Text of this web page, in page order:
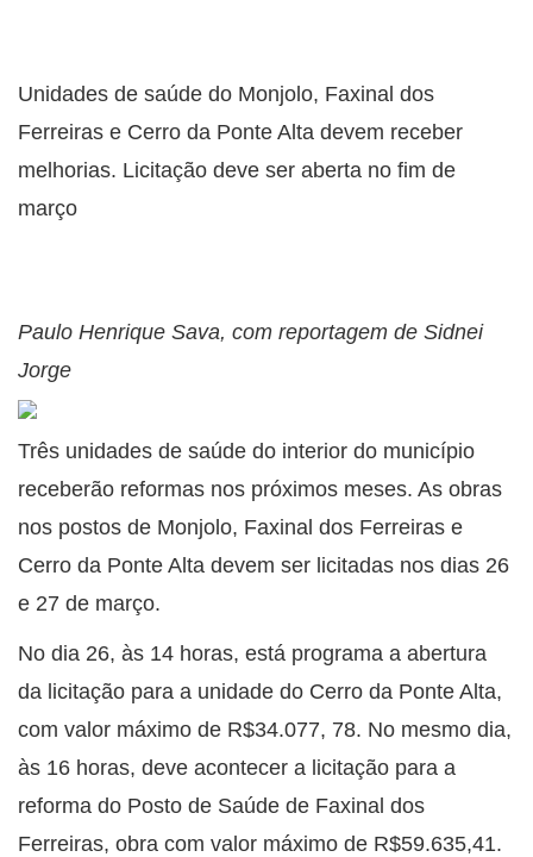
Unidades de saúde do Monjolo, Faxinal dos
Ferreiras e Cerro da Ponte Alta devem receber
melhorias. Licitação deve ser aberta no fim de
março
Paulo Henrique Sava, com reportagem de Sidnei
Jorge
Três unidades de saúde do interior do município
receberão reformas nos próximos meses. As obras
nos postos de Monjolo, Faxinal dos Ferreiras e
Cerro da Ponte Alta devem ser licitadas nos dias 26
e 27 de março.
No dia 26, às 14 horas, está programa a abertura
da licitação para a unidade do Cerro da Ponte Alta,
com valor máximo de R$34.077, 78. No mesmo dia,
às 16 horas, deve acontecer a licitação para a
reforma do Posto de Saúde de Faxinal dos
Ferreiras, obra com valor máximo de R$59.635,41.